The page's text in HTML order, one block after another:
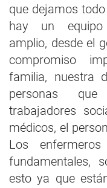
que dejamos
hay un equipo
amplio, desde el
compromiso
familia, nuestra
personas
trabajadores
médicos, el
Los
fundamentales,
esto ya que